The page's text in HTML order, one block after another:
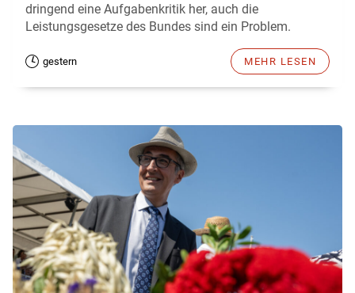
dringend eine Aufgabenkritik her, auch die
Leistungsgesetze des Bundes sind ein Problem.
gestern MEHR LESEN